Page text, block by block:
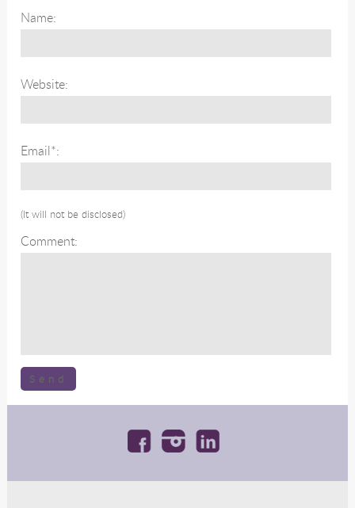
Name:
Website:
Email*:
(It will not be disclosed)
Comment: